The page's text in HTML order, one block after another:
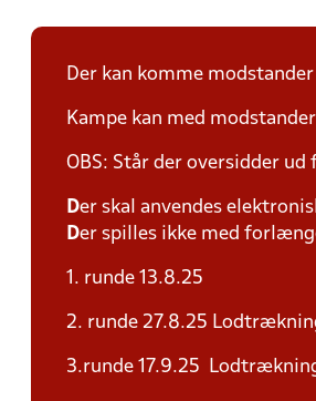
Der kan komme
Kampe kan med
OBS: Står der oversidder
Der skal anvendes
Der spilles ikke med
1. runde 13.8.25
2. runde 27.8.25
3.runde 17.9.25